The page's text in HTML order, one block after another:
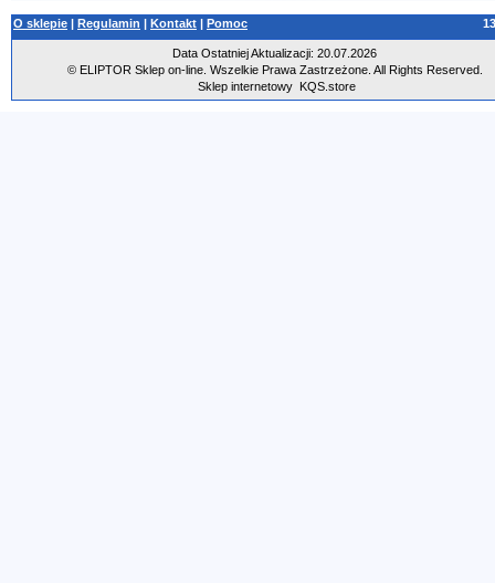
O sklepie | Regulamin | Kontakt | Pomoc
Data Ostatniej Aktualizacji: 20.07.2026
© ELIPTOR Sklep on-line. Wszelkie Prawa Zastrzeżone. All Rights Reserved.
Sklep internetowy
KQS.store